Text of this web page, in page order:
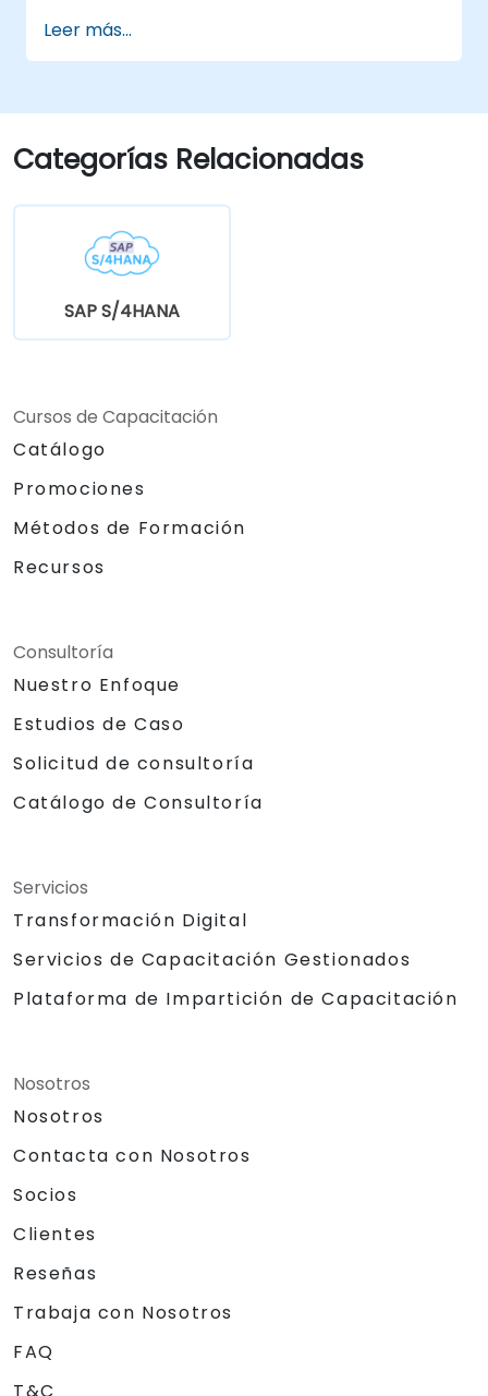
Utilizar el mantenimiento de roles para
crear y asignar autorizaciones.
Leer más...
Categorías Relacionadas
SAP S/4HANA
Cursos de Capacitación
Catálogo
Promociones
Métodos de Formación
Recursos
Consultoría
Nuestro Enfoque
Estudios de Caso
Solicitud de consultoría
Catálogo de Consultoría
Servicios
Transformación Digital
Servicios de Capacitación Gestionados
Plataforma de Impartición de Capacitación
Nosotros
Nosotros
Contacta con Nosotros
Socios
Clientes
Reseñas
Trabaja con Nosotros
FAQ